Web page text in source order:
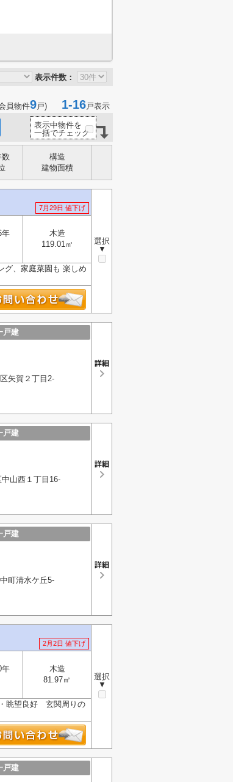
表示件数：
員物件9戸) 1-16戸表示
表示中物件を
一括でチェック
数
構造
建物面積
7月29日 値下げ
選択
▼
年
木造
119.01㎡
、家庭菜園も 楽しめ
戸建
矢賀２丁目2-
戸建
山西１丁目16-
戸建
町清水ケ丘5-
2月2日 値下げ
選択
▼
年
木造
81.97㎡
眺望良好 玄関周りの
戸建